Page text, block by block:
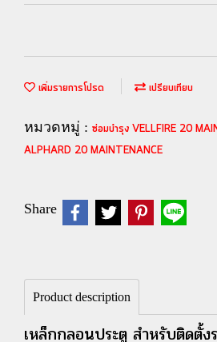
เพิ่มรายการโปรด เปรียบเทียบ
หมวดหมู่ : ซ่อมบำรุง VELLFIRE 20
ALPHARD 20 MAINTENANCE
Share
Product description
เหล็กกลอนประตู สำหรับติดตั้